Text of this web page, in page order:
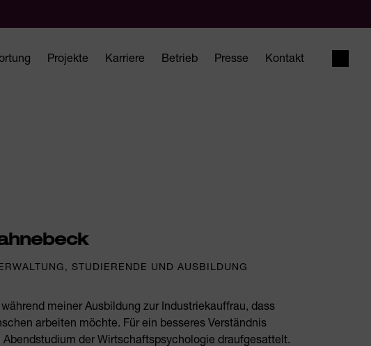
Projekte Karriere Betrieb Presse Kontakt
STUDIERENDE UND AUSBILDUNG
meiner Ausbildung zur Industriekauffrau, dass
arbeiten möchte. Für ein besseres Verständnis
Abendstudium der Wirtschaftspsychologie draufgesattelt.